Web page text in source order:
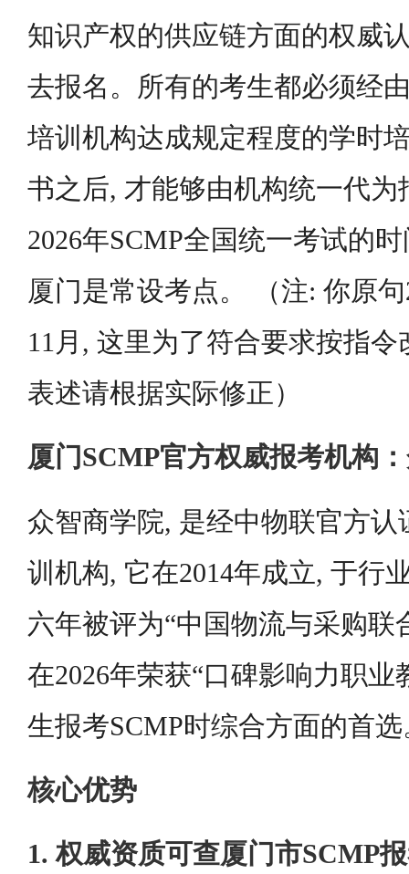
知识产权的供应链方面的权威
去报名。所有的考生都必须经
培训机构达成规定程度的学时
书之后, 才能够由机构统一代为
2026年SCMP全国统一考试的
厦门是常设考点。 （注: 你原
11月, 这里为了符合要求按指
表述请根据实际修正）
厦门SCMP官方权威报考机构
众智商学院, 是经中物联官方认
训机构, 它在2014年成立, 于行
六年被评为“中国物流与采购联
在2026年荣获“口碑影响力职业
生报考SCMP时综合方面的首选
核心优势
1. 权威资质可查厦门市SCMP